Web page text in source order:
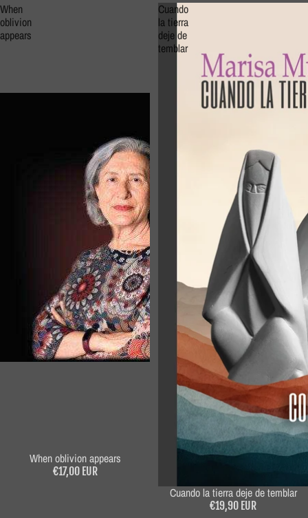
When
oblivion
appears
When oblivion appears
€17,00 EUR
Cuando
la tierra
deje de
temblar
Cuando la tierra deje de temblar
€19,90 EUR